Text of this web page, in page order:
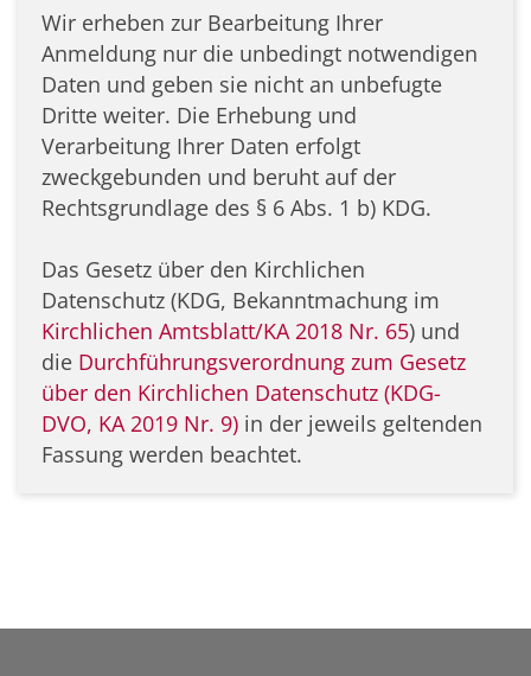
Wir erheben zur Bearbeitung Ihrer
Anmeldung nur die unbedingt notwendigen
Daten und geben sie nicht an unbefugte
Dritte weiter. Die Erhebung und
Verarbeitung Ihrer Daten erfolgt
zweckgebunden und beruht auf der
Rechtsgrundlage des § 6 Abs. 1 b) KDG.
Das Gesetz über den Kirchlichen
Datenschutz (KDG, Bekanntmachung im
Kirchlichen Amtsblatt/KA 2018 Nr. 65) und
die Durchführungsverordnung zum Gesetz
über den Kirchlichen Datenschutz (KDG-
DVO, KA 2019 Nr. 9) in der jeweils geltenden
Fassung werden beachtet.